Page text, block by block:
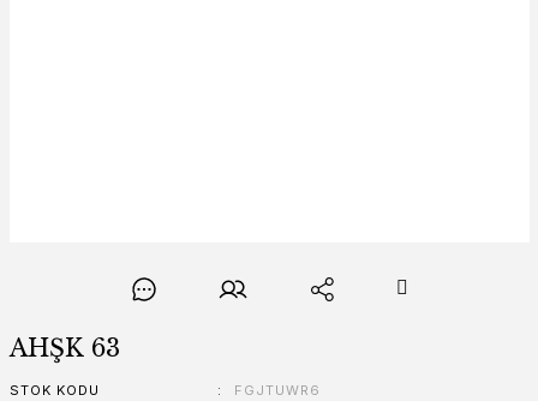
AHŞK 63
STOK KODU
FGJTUWR6